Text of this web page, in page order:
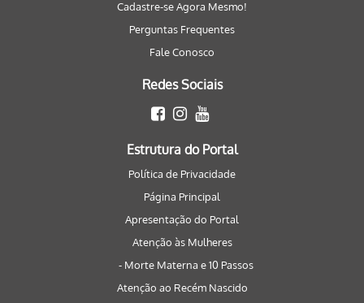
Cadastre-se Agora Mesmo!
Perguntas Frequentes
Fale Conosco
Redes Sociais
Estrutura do Portal
Política de Privacidade
Página Principal
Apresentação do Portal
Atenção às Mulheres
- Morte Materna e 10 Passos
Atenção ao Recém Nascido